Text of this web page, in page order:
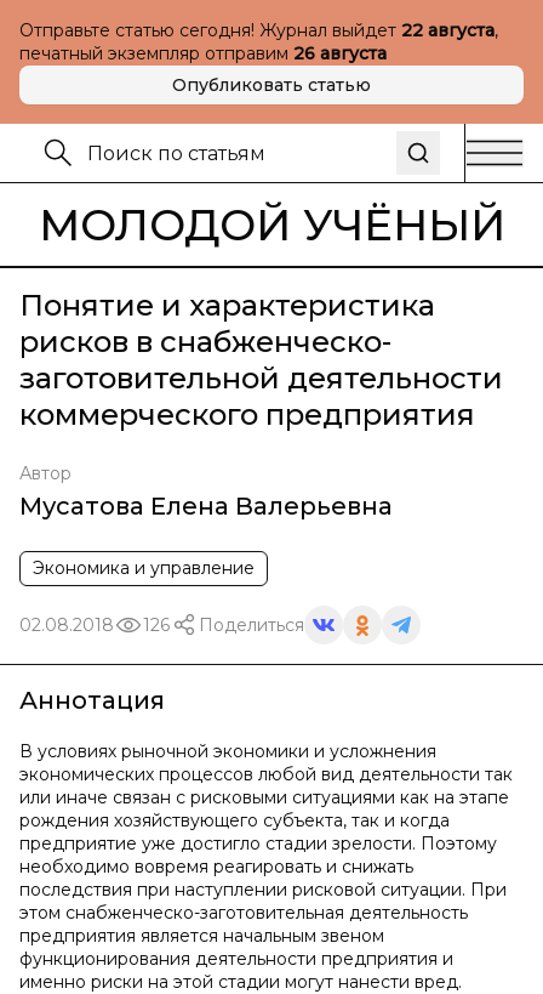
Отправьте статью сегодня! Журнал выйдет 22 августа,
печатный экземпляр отправим 26 августа
Опубликовать статью
МОЛОДОЙ УЧЁНЫЙ
Понятие и характеристика
рисков в снабженческо-
заготовительной деятельности
коммерческого предприятия
Автор
Мусатова Елена Валерьевна
Экономика и управление
02.08.2018 126 Поделиться
Аннотация
В условиях рыночной экономики и усложнения
экономических процессов любой вид деятельности так
или иначе связан с рисковыми ситуациями как на этапе
рождения хозяйствующего субъекта, так и когда
предприятие уже достигло стадии зрелости. Поэтому
необходимо вовремя реагировать и снижать
последствия при наступлении рисковой ситуации. При
этом снабженческо-заготовительная деятельность
предприятия является начальным звеном
функционирования деятельности предприятия и
именно риски на этой стадии могут нанести вред.